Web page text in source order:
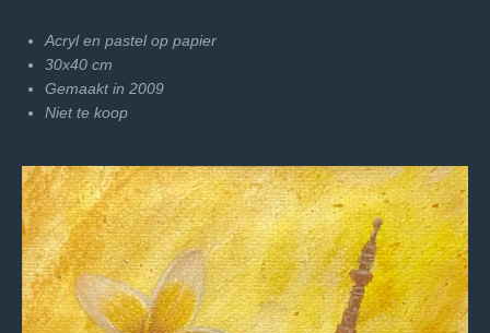
Acryl en pastel op papier
30x40 cm
Gemaakt in 2009
Niet te koop